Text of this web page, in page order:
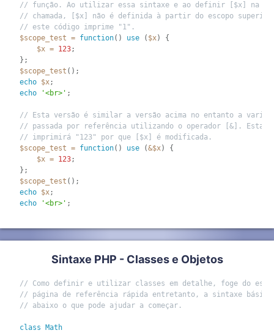
// função. Ao utilizar essa sintaxe e ao definir [$x] na
// chamada, [$x] não é definida à partir do escopo superior
// este código imprime "1".
$scope_test = function( ) use ( $x)
{
$x = 123;
} ;
$scope_test ( ) ;
echo $x;
echo
'<br>' ;
// Esta versão é similar a versão acima no entanto a
// passada por referência utilizando o operador [&]. Esta
// imprimirá "123" por que [$x] é modificada.
$scope_test = function( ) use (&$x)
{
$x = 123;
} ;
$scope_test ( ) ;
echo $x;
echo
'<br>' ;
Sintaxe PHP - Classes e Objetos
// Como definir e utilizar classes em detalhe, foge do
// página de referência rápida entretanto, a sintaxe básica
// abaixo o que pode ajudar a começar.
class
Math